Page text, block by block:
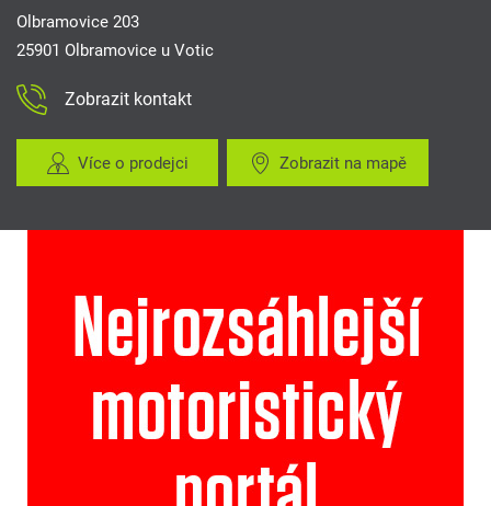
Olbramovice 203
25901 Olbramovice u Votic
Zobrazit kontakt
Více o prodejci Zobrazit na mapě